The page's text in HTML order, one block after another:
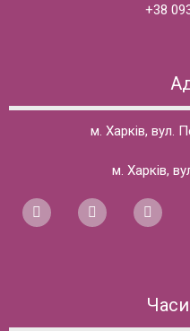
+38
м. Харків, вул.
м. Харків,